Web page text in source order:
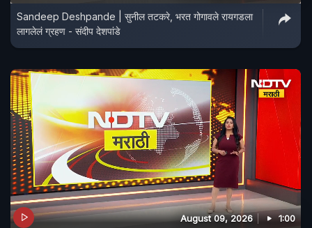
Sandeep Deshpande | सुनील तटकरे, भरत गोगावले रायगडला
लागलेलं ग्रहण - संदीप देशपांडे
August 09, 2026 1:00